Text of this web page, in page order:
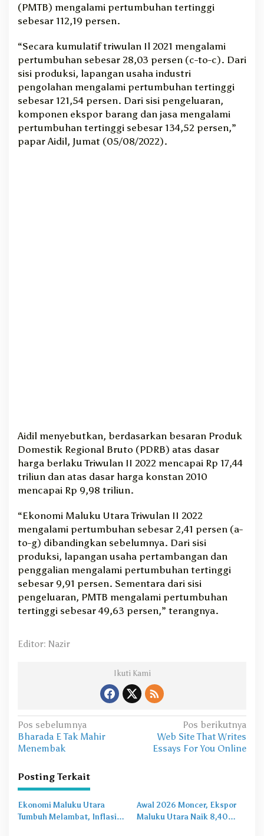
p
a
2
,
7
4
P
e
r
s
e
(PMTB) mengalami pertumbuhan tertinggi
sebesar 112,19 persen.
“Secara kumulatif triwulan Il 2021 mengalami
pertumbuhan sebesar 28,03 persen (c-to-c). Dari
sisi produksi, lapangan usaha industri
pengolahan mengalami pertumbuhan tertinggi
sebesar 121,54 persen. Dari sisi pengeluaran,
komponen ekspor barang dan jasa mengalami
pertumbuhan tertinggi sebesar 134,52 persen,”
papar Aidil, Jumat (05/08/2022).
Aidil menyebutkan, berdasarkan besaran Produk
Domestik Regional Bruto (PDRB) atas dasar
harga berlaku Triwulan II 2022 mencapai Rp 17,44
triliun dan atas dasar harga konstan 2010
mencapai Rp 9,98 triliun.
“Ekonomi Maluku Utara Triwulan II 2022
mengalami pertumbuhan sebesar 2,41 persen (a-
to-g) dibandingkan sebelumnya. Dari sisi
produksi, lapangan usaha pertambangan dan
penggalian mengalami pertumbuhan tertinggi
sebesar 9,91 persen. Sementara dari sisi
pengeluaran, PMTB mengalami pertumbuhan
tertinggi sebesar 49,63 persen,” terangnya.
Editor: Nazir
Ikuti Kami
N
a
i
g
a
Pos sebelumnya
Bharada E Tak Mahir
Menembak
Pos berikutnya
Web Site That Writes
Essays For You Online
Posting Terkait
Ekonomi Maluku Utara
Tumbuh Melambat, Inflasi
Awal 2026 Moncer, Ekspor
Maluku Utara Naik 8,40